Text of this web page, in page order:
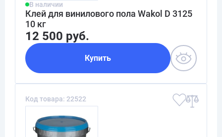
В наличии
Клей для винилового пола Wakol D 3125
10 кг
12 500 руб.
Купить
Код товара: 22522